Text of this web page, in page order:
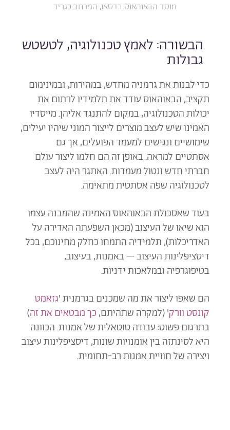
מוסד הבאוהאוס בדסאו, המרחב כגריד
הבשורה: לאמץ טכנולוגיה, לטשטש
גבולות
כדי לבנות את גרמניה מחדש, במהירות, ובמינימום
תקציב, הבאוהאוס עודד את תלמידיו לרתום את
יכולות הטכנולוגיה, במקום להתנגד אליהן. מייסדיו
האמינו שיש לעצב מוצרים לייצור המוני שיהיו יעילים,
שימושיים ונגישים למעמד הפועלים, אך גם
אסתטיים למראה. באופן זה הם חלמו ליצור עולם
חברתי חדש ונטול מעמדות. האתגר היה לעצב
לטכנולוגיה שפה אסתטית מתאימה.
בעוד שאסכולת הבאוהאוס האמינה שהמבנה עצמו
הוא שיאו של העיצוב (מכאן השפעתה האדירה על
האדריכלות), תלמידיה התמחו כחלק מחינוכם, בכל
דיסציפלינות העיצוב – באמנות, בעיצוב,
בטיפוגרפיה ובמלאכות ידניות.
הם שאפו ליצור את מה שמכנים בגרמנית 'גזאמט
קונסט וורק' (למקרה שתהיתם, כך מבטאים את זה)
בתרגום פשוט: עבודה טוטאלית של אמנות. הכוונה
היא לסינתזה בין אומנויות שונות, דיסציפלינות עיצוב
ויצירה של חוויית אמנות רב-תחומית.